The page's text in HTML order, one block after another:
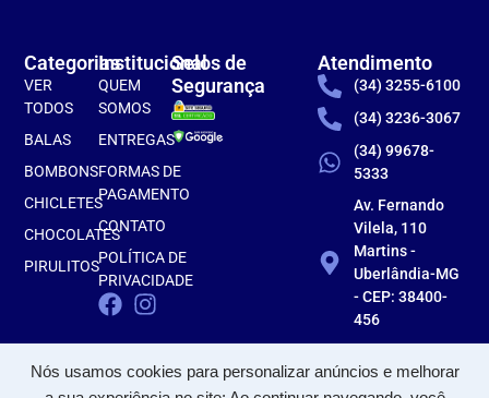
Nós usamos cookies para personalizar anúncios e melhorar
Institucional
QUEM
SOMOS
ENTREGAS
FORMAS DE
PAGAMENTO
CONTATO
POLÍTICA DE
PRIVACIDADE
Categorias
VER
TODOS
BALAS
BOMBONS
CHICLETES
CHOCOLATES
PIRULITOS
Atendimento
(34) 3255-6100
(34) 3236-3067
(34) 99678-
5333
Av. Fernando
Vilela, 110
Martins -
Uberlândia-MG
- CEP: 38400-
456
Selos de
Segurança